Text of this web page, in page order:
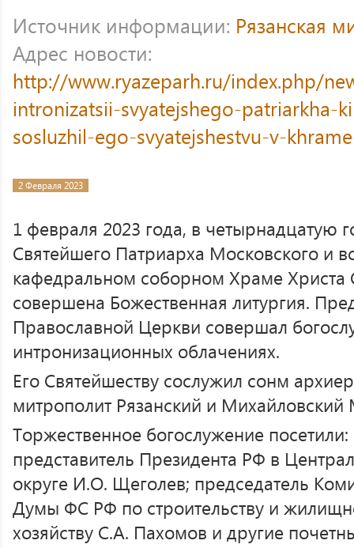
Источник информации: Рязанская
Адрес новости:
http://www.ryazeparh.ru/index.php/
intronizatsii-svyatejshego-
sosluzhil-ego-svyatejshestvu-v-
2 Февраля 2023
1 февраля 2023 года, в четырнадцатую
Святейшего Патриарха Московского и
кафедральном соборном Храме Христа
совершена Божественная литургия.
Православной Церкви совершал
интронизационных облачениях.
Его Святейшеству сослужил сонм
митрополит Рязанский и Михайловский
Торжественное богослужение
представитель Президента РФ в
округе И.О. Щеголев; председатель
Думы ФС РФ по строительству и
хозяйству С.А. Пахомов и другие